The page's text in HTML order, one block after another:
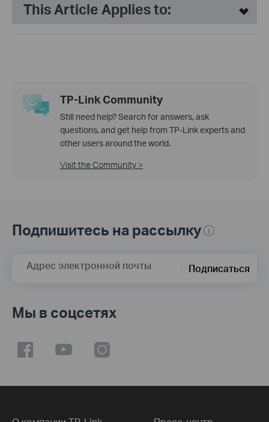
This Article Applies to:
TP-Link Community
Still need help? Search for answers, ask
questions, and get help from TP-Link experts and
other users around the world.
Visit the Community >
Подпишитесь на рассылку
Адрес электронной почты Подписаться
Мы в соцсетях